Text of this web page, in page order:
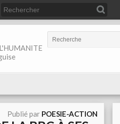
Publié par POESIE-ACTION